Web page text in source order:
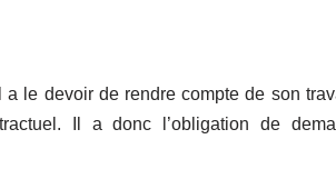
le devoir de rendre compte de son
Il a donc l’obligation de